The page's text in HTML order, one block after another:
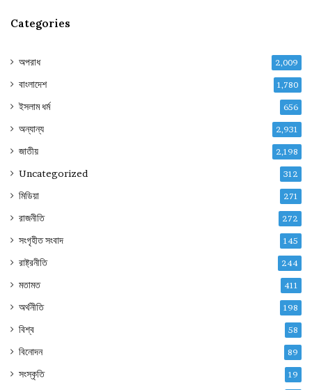
Categories
অপরাধ 2,009
বাংলাদেশ 1,780
ইসলাম ধর্ম 656
অন্যান্য 2,931
জাতীয় 2,198
Uncategorized 312
মিডিয়া 271
রাজনীতি 272
সংগৃহীত সংবাদ 145
রাষ্ট্রনীতি 244
মতামত 411
অর্থনীতি 198
বিশ্ব 58
বিনোদন 89
সংস্কৃতি 19